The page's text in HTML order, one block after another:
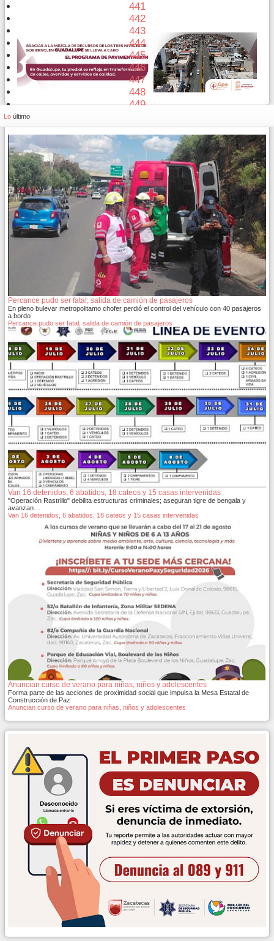
441
442
443
444
445
446
447
448
449
Lo último
Percance pudo ser fatal; salida de camión de pasajeros
En pleno bulevar metropolitamo chofer perdió el control del vehículo con 40 pasajeros
a bordo
Percance pudo ser fatal; salida de camión de pasajeros
Van 16 detenidos, 6 abatidos, 18 cateos y 15 casas intervenidas
"Operación Rastrillo" debilita estructuras criminales; aseguran tigre de bengala y
avanzan…
Van 16 detenidos, 6 abatidos, 18 cateos y 15 casas intervenidas
Anuncian curso de verano para niñas, niños y adolescentes
Forma parte de las acciones de proximidad social que impulsa la Mesa Estatal de
Construcción de Paz
Anuncian curso de verano para niñas, niños y adolescentes